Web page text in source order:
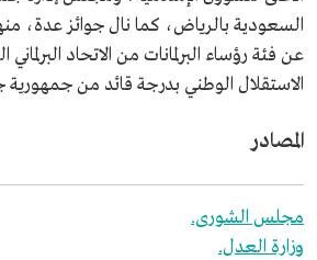
السعودية بالرياض، كما نال جوائز عدة، منها
عن فئة رؤساء البرلمانات من الاتحاد
الاستقلال الوطني بدرجة قائد من جمهورية
المصادر
مجلس الشورى.
وزارة العدل.